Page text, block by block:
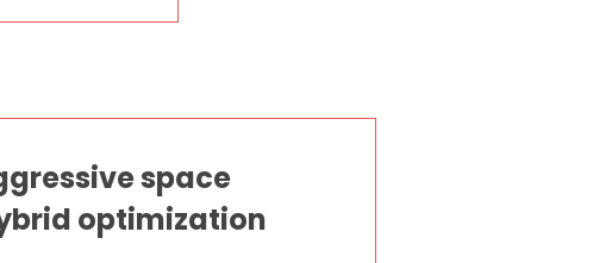
space
optimization